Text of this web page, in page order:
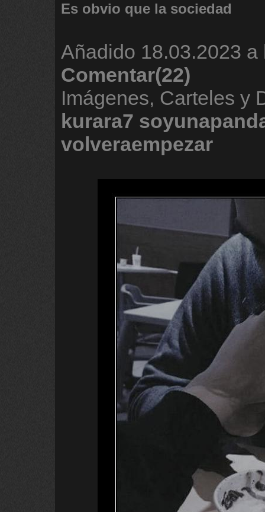
Es obvio que la sociedad
Añadido 18.03.2023 a
Comentar(22)
Imágenes, Carteles y
kurara7
volveraempezar